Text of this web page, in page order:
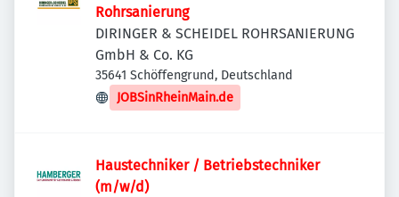
Rohrsanierung
DIRINGER & SCHEIDEL ROHRSANIERUNG
GmbH & Co. KG
35641 Schöffengrund, Deutschland
JOBSinRheinMain.de
Haustechniker / Betriebstechniker
(m/w/d)